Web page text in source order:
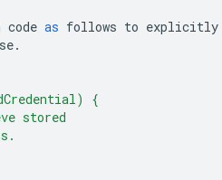
code as follows to explicitly
.
{
stored